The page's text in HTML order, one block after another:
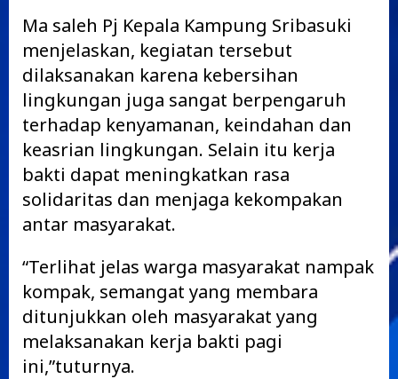
Ma saleh Pj Kepala Kampung Sribasuki
menjelaskan, kegiatan tersebut
dilaksanakan karena kebersihan
lingkungan juga sangat berpengaruh
terhadap kenyamanan, keindahan dan
keasrian lingkungan. Selain itu kerja
bakti dapat meningkatkan rasa
solidaritas dan menjaga kekompakan
antar masyarakat.
“Terlihat jelas warga masyarakat nampak
kompak, semangat yang membara
ditunjukkan oleh masyarakat yang
melaksanakan kerja bakti pagi
ini,”tuturnya.